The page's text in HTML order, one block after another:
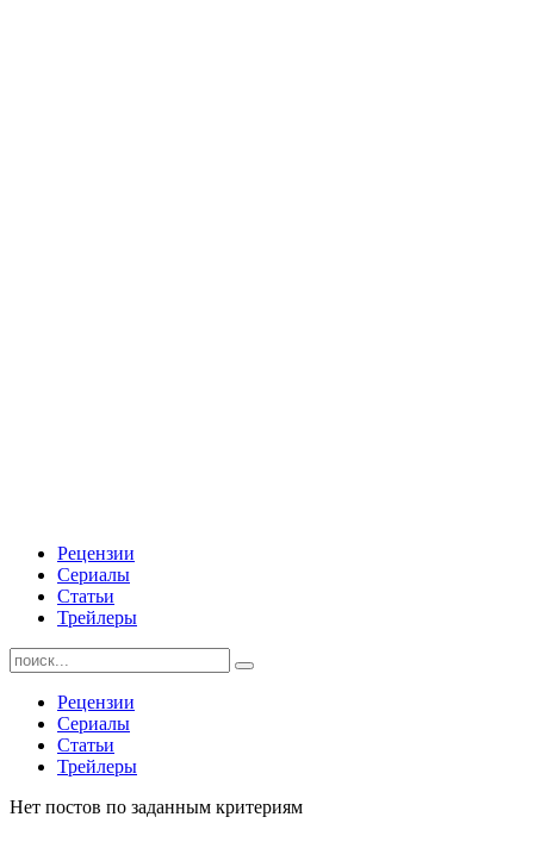
Рецензии
Сериалы
Статьи
Трейлеры
Найти:
Рецензии
Сериалы
Статьи
Трейлеры
Нет постов по заданным критериям